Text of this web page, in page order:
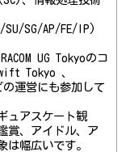
SU/SG/AP/FE/IP)
UG Tokyoのコ
Tokyo 、
の運営にも参加して
ュアスケート観
賞、アイドル、ア
は幅広いです。